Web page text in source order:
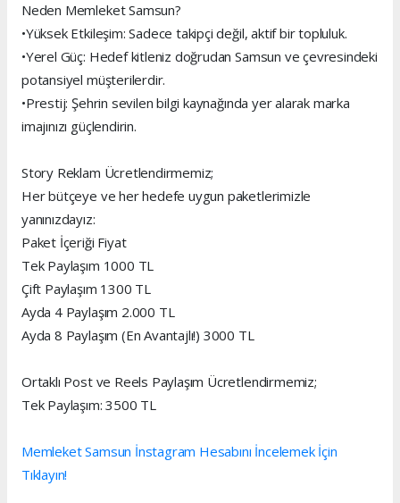
Neden Memleket Samsun?
•Yüksek Etkileşim: Sadece takipçi değil, aktif bir topluluk.
•Yerel Güç: Hedef kitleniz doğrudan Samsun ve çevresindeki
potansiyel müşterilerdir.
•Prestij: Şehrin sevilen bilgi kaynağında yer alarak marka
imajınızı güçlendirin.
Story Reklam Ücretlendirmemiz;
Her bütçeye ve her hedefe uygun paketlerimizle
yanınızdayız:
Paket İçeriği Fiyat
Tek Paylaşım 1000 TL
Çift Paylaşım 1300 TL
Ayda 4 Paylaşım 2.000 TL
Ayda 8 Paylaşım (En Avantajlı!) 3000 TL
Ortaklı Post ve Reels Paylaşım Ücretlendirmemiz;
Tek Paylaşım: 3500 TL
Memleket Samsun İnstagram Hesabını İncelemek İçin
Tıklayın!